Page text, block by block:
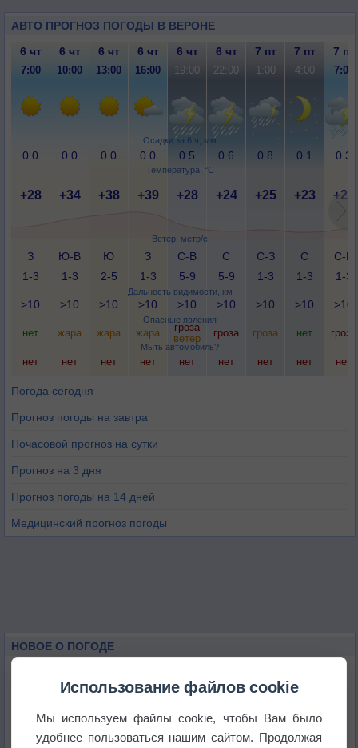
АВТО ПРОГНОЗ ПОГОДЫ В ВЕРОНЕ
Осадки за 6 ч, мм
Температура, °C
Ветер, метр/с
Дальность видимости, км
Опасные явления
Мыть автомобиль?
6 чт 6 чт 6 чт 6 чт 6 чт 6 чт 7 пт 7 пт 7 пт
7:00 10:00 13:00 16:00 19:00 22:00 1:00 4:00 7:00
0.0 0.0 0.0 0.0 0.5 0.6 0.8 0.1 0.3
+28 +34 +38 +39 +28 +24 +25 +23 +26
З
1-3
Ю-В
1-3
Ю
2-5
З
1-3
С-В
5-9
С
5-9
С-З
1-3
С
1-3
С-В
1-3
>10 >10 >10 >10 >10 >10 >10 >10 >10
нет жара жара жара
гроза
ветер
гроза гроза нет гроза
нет нет нет нет нет нет нет нет нет
Погода сегодня
Прогноз погоды на завтра
Почасовой прогноз на сутки
Прогноз на 3 дня
Прогноз погоды на 14 дней
Медицинский прогноз погоды
НОВОЕ О ПОГОДЕ
историю
В Центральной России наступают самые жаркие
дни этого лета
Использование файлов cookie
Мы используем файлы cookie, чтобы Вам было
удобнее пользоваться нашим сайтом. Продолжая